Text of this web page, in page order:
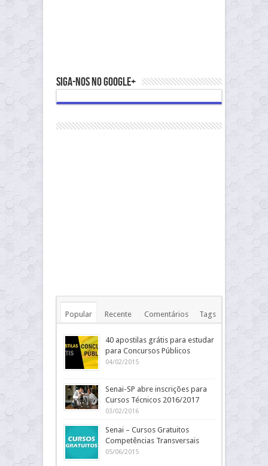
Siga-nos no Google+
Popular Recente Comentários Tags
40 apostilas grátis para estudar
para Concursos Públicos
04/02/2015
Senai-SP abre inscrições para
Cursos Técnicos 2016/2017
03/02/2016
Senai – Cursos Gratuitos
Competências Transversais
05/06/2015